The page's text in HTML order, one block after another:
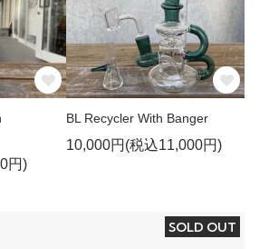
円)
BL Recycler With Banger
10,000円(税込11,000円)
SOLD OUT